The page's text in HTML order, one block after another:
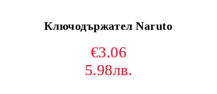
Ключодържател Naruto
€3.06
5.98лв.